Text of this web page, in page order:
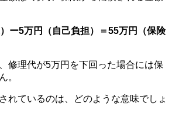
ー5万円（自己負担）
＝55万円（保険
修理代が5万円を下回った場合には保
。
れているのは、どのような意味でしょ